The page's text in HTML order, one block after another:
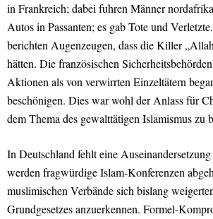
in Frankreich; dabei fuhren Männer
Autos in Passanten; es gab Tote und
berichten Augenzeugen, dass die Killer
hätten. Die französischen
Aktionen als von verwirrten Einzeltätern
beschönigen. Dies war wohl der Anlass für
dem Thema des gewalttätigen Islamismus zu
In Deutschland fehlt eine
werden fragwürdige Islam-Konferenzen
muslimischen Verbände sich bislang
Grundgesetzes anzuerkennen. Formel-